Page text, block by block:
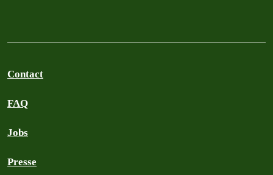
Contact
FAQ
Jobs
Presse